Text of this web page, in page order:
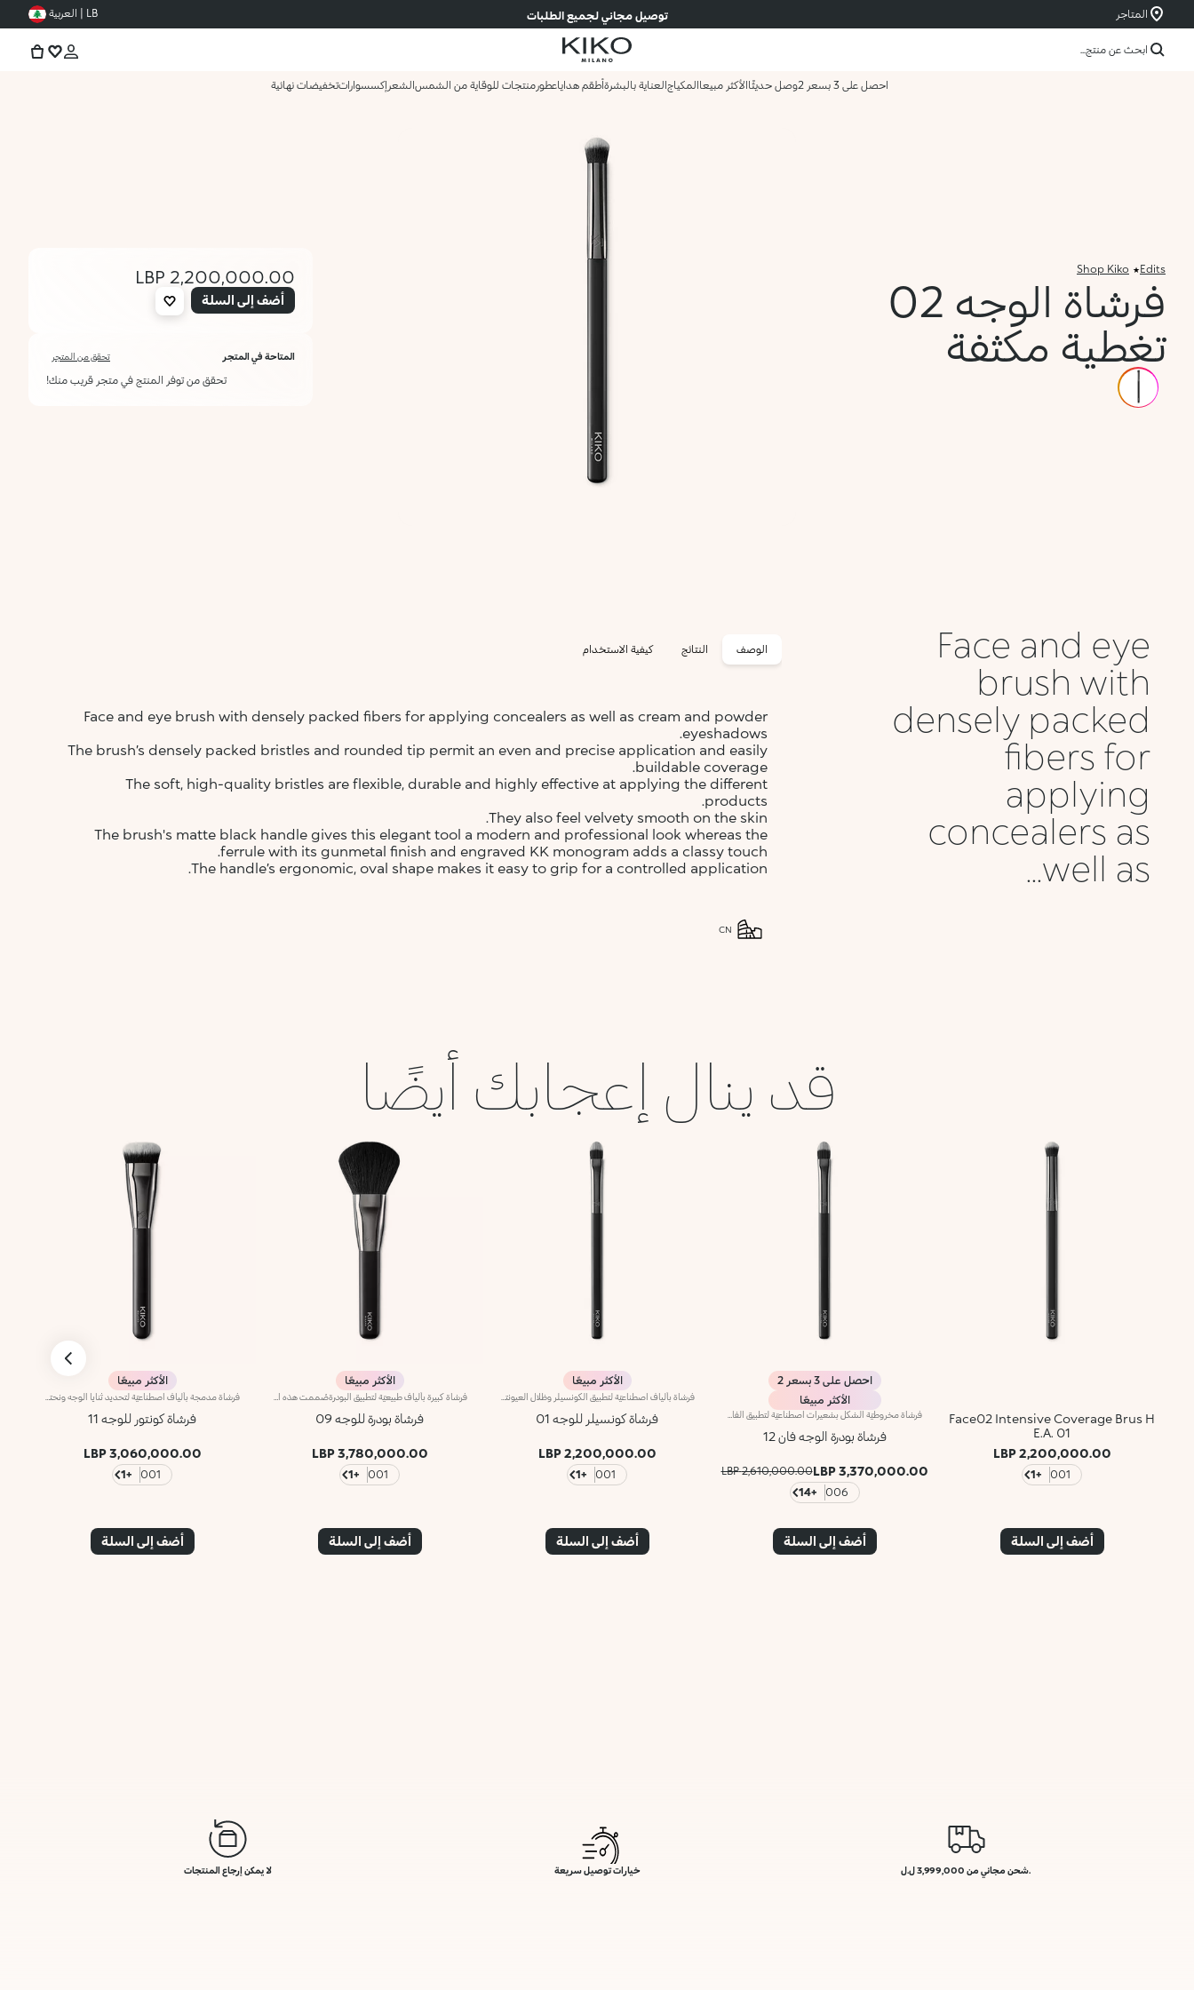
توصيل مجاني لجميع الطلبات المتاجر LB | العربية
ابحث عن منتج...
احصل على 3 بسعر 2 وصل حديثًاالأكثر مبيعاالمكياجالعناية بالبشرةأطقم هداياعطورمنتجات للوقاية من الشمسالشعر إكسسواراتتخفيضات نهائية
Edits
Shop Kiko
فرشاة الوجه 02
تغطية مكثفة
2,200,000.00 LBP
أضف إلى السلة
المتاحة في المتجر تحقق من المتجر
تحقق من توفر المنتج في متجر قريب منك!
Face and eye
brush with
densely packed
fibers for
applying
concealers as
well as...
الوصف النتائج كيفية الاستخدام
Face and eye brush with densely packed fibers for applying concealers as well as cream and powder
eyeshadows.
The brush’s densely packed bristles and rounded tip permit an even and precise application and easily
buildable coverage.
The soft, high-quality bristles are flexible, durable and highly effective at applying the different
products.
They also feel velvety smooth on the skin.
The brush's matte black handle gives this elegant tool a modern and professional look whereas the
ferrule with its gunmetal finish and engraved KK monogram adds a classy touch.
The handle’s ergonomic, oval shape makes it easy to grip for a controlled application.
CN
قد ينال إعجابك أيضًا
Face02 Intensive Coverage Brus H
E.A. 01
2,200,000.00 LBP
001
+1
أضف إلى السلة
احصل على 3 بسعر 2
الأكثر مبيعًا
فرشاة بودرة الوجه فان 12
3,370,000.00 LBP
2,610,000.00 LBP
006
+14
أضف إلى السلة
الأكثر مبيعًا
فرشاة كونسيلر للوجه 01
2,200,000.00 LBP
001
+1
أضف إلى السلة
الأكثر مبيعًا
فرشاة بودرة للوجه 09
3,780,000.00 LBP
001
+1
أضف إلى السلة
الأكثر مبيعًا
فرشاة كونتور للوجه 11
3,060,000.00 LBP
001
+1
أضف إلى السلة
.شحن مجاني من 3,999,000 ل.ل خيارات توصيل سريعة لا يمكن إرجاع المنتجات